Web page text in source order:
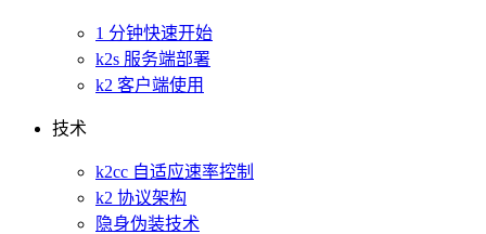
1 分钟快速开始
k2s 服务端部署
k2 客户端使用
技术
k2cc 自适应速率控制
k2 协议架构
隐身伪装技术